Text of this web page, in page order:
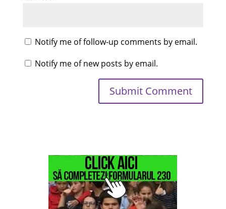
Notify me of follow-up comments by email.
Notify me of new posts by email.